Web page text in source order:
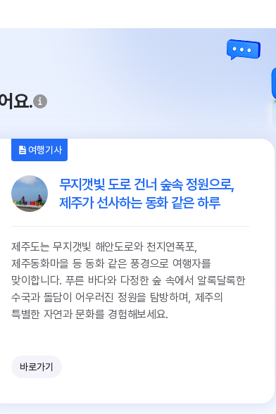
요.
여행기사
무지갯빛 도로 건너 숲속 정원으로,
제주가 선사하는 동화 같은 하루
제주도는 무지갯빛 해안도로와 천지연폭포,
제주동화마을 등 동화 같은 풍경으로 여행자를
맞이합니다. 푸른 바다와 다정한 숲 속에서 알록달록한
수국과 돌담이 어우러진 정원을 탐방하며, 제주의
특별한 자연과 문화를 경험해보세요.
바로가기